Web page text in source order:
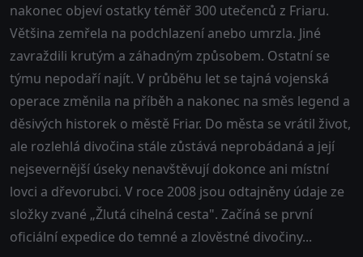
nakonec objeví ostatky téměř 300 utečenců z Friaru.
Většina zemřela na podchlazení anebo umrzla. Jiné
zavraždili krutým a záhadným způsobem. Ostatní se
týmu nepodaří najít. V průběhu let se tajná vojenská
operace změnila na příběh a nakonec na směs legend a
děsivých historek o městě Friar. Do města se vrátil život,
ale rozlehlá divočina stále zůstává neprobádaná a její
nejsevernější úseky nenavštěvují dokonce ani místní
lovci a dřevorubci. V roce 2008 jsou odtajněny údaje ze
složky zvané „Žlutá cihelná cesta". Začíná se první
oficiální expedice do temné a zlověstné divočiny...